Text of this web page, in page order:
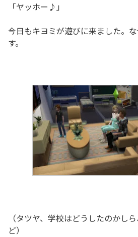
「ヤッホー♪」
今日もキヨミが遊びに来ました。
す。
（タツヤ、学校はどうしたのかし
ど）